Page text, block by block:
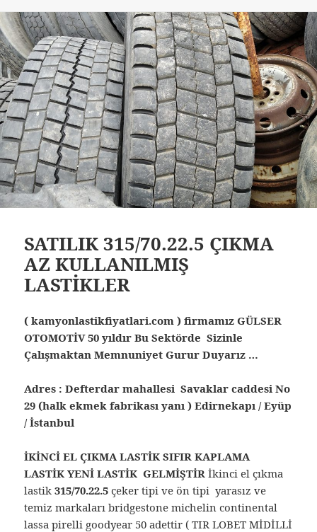
SATILIK 315/70.22.5 ÇIKMA
AZ KULLANILMIŞ
LASTİKLER
( kamyonlastikfiyatlari.com ) firmamız GÜLSER
OTOMOTİV 50 yıldır Bu Sektörde Sizinle
Çalışmaktan Memnuniyet Gurur Duyarız …
Adres : Defterdar mahallesi Savaklar caddesi No
29 (halk ekmek fabrikası yanı ) Edirnekapı / Eyüp
/ İstanbul
İKİNCİ EL ÇIKMA LASTİK SIFIR KAPLAMA
LASTİK YENİ LASTİK GELMİŞTİRİkinci el çıkma
lastik315/70.22.5 çeker tipi ve ön tipi yarasız ve
temiz markaları bridgestone michelin continental
lassa pirelli goodyear 50 adettir ( TIR LOBET MİDİLLİ